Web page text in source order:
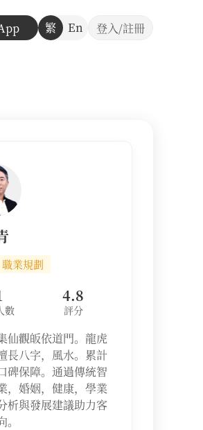
繁 En 登入/註冊
職業規劃
數
4.8
評分
仙觀皈依道門。龍虎
長八字，風水。累計
碑保障。通過傳統智
，婚姻，健康，學業
析與發展建議助力客